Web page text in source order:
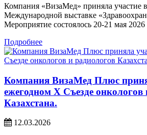
Компания «ВизаМед» приняла участие
Международной выставке
Мероприятие состоялось 20-21 мая 2026
Подробнее
Компания ВизаМед Плюс
ежегодном X Съезде онкологов
Казахстана.
12.03.2026